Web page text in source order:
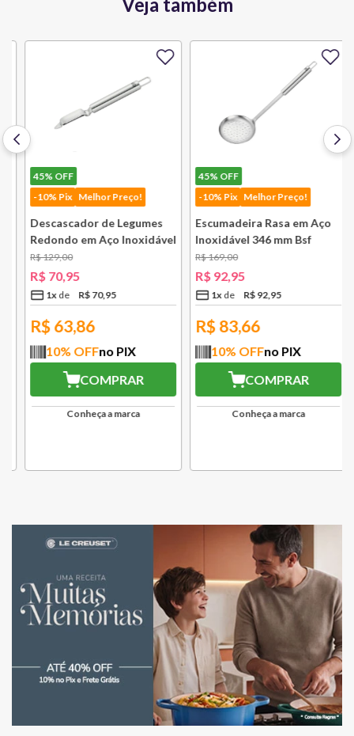
45%OFF
-10% Pix Melhor Preço!
Descascador de Legumes
Redondo em Aço Inoxidável
131 mm Bsf
R$129,00
R$70,95
1x R$70,95
R$63,86
10% OFFno PIX
COMPRAR
Conheça a marca
45%OFF
-10% Pix Melhor Preço!
Escumadeira Rasa em Aço
Inoxidável 346 mm Bsf
R$169,00
R$92,95
1x R$92,95
R$83,66
10% OFFno PIX
COMPRAR
Conheça a marca